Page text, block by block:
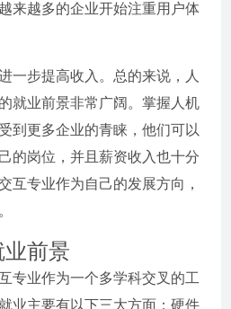
来越多的企业开始注重用户体
一步提高收入。总的来说，人
就业前景非常广阔。掌握人机
到更多企业的青睐，他们可以
的岗位，并且薪资收入也十分
互专业作为自己的发展方向，
业前景
专业作为一个多学科交叉的工
业主要有以下三大方面：硬件